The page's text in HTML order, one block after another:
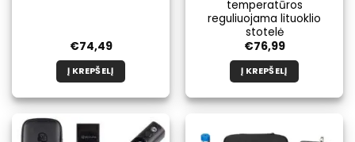
€74,49
Į KREPŠELĮ
temperatūros
reguliuojama lituoklio
stotelė
€76,99
Į KREPŠELĮ